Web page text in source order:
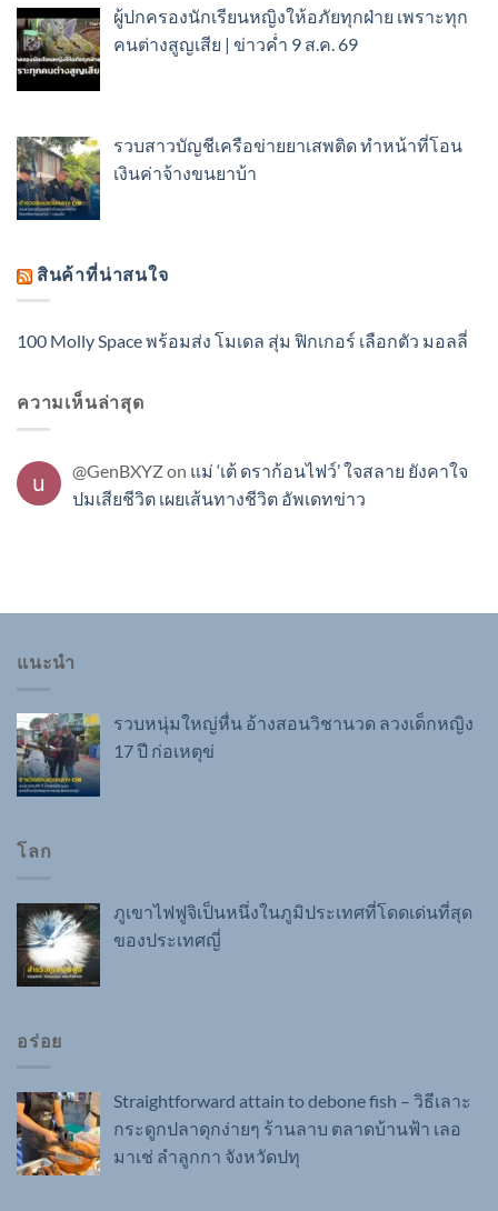
ผู้ปกครองนักเรียนหญิงให้อภัยทุกฝ่าย เพราะทุก
คนต่างสูญเสีย | ข่าวค่ำ 9 ส.ค. 69
รวบสาวบัญชีเครือข่ายยาเสพติด ทำหน้าที่โอน
เงินค่าจ้างขนยาบ้า
สินค้าที่น่าสนใจ
100 Molly Space พร้อมส่ง โมเดล สุ่ม ฟิกเกอร์ เลือกตัว มอลลี่
ความเห็นล่าสุด
@GenBXYZon แม่ ‘เต้ ดราก้อนไฟว์’ ใจสลาย ยังคาใจ
ปมเสียชีวิต เผยเส้นทางชีวิต อัพเดทข่าว
แนะนำ
รวบหนุ่มใหญ่หื่น อ้างสอนวิชานวด ลวงเด็กหญิง
17 ปี ก่อเหตุข่
โลก
ภูเขาไฟฟูจิเป็นหนึ่งในภูมิประเทศที่โดดเด่นที่สุด
ของประเทศญี่
อร่อย
Straightforward attain to debone fish – วิธีเลาะ
กระดูกปลาดุกง่ายๆ ร้านลาบ ตลาดบ้านฟ้า เลอ
มาเช่ ลำลูกกา จังหวัดปทุ